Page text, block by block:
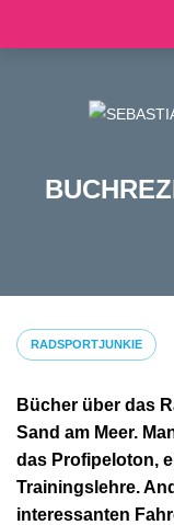
RADSPORTJUNKIE
Bücher über das
Sand am Meer.
das Profipeloton,
Trainingslehre.
interessanten